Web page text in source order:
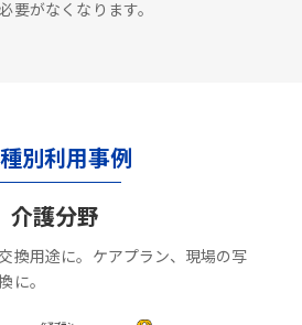
要がなくなります。
別利用事例
介護分野
換用途に。ケアプラン、現場の写
に。